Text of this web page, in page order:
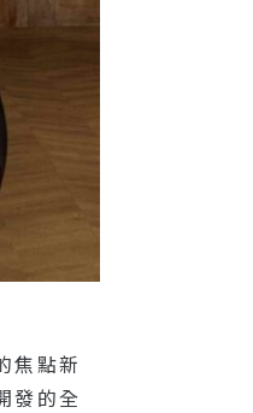
焦點新
發的全